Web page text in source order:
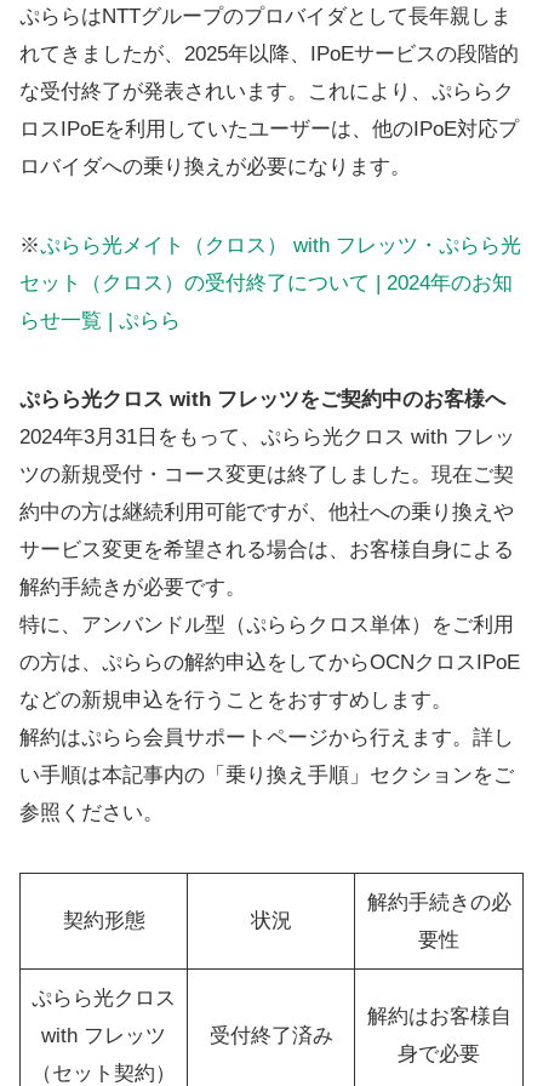
ぷららはNTTグループのプロバイダとして長年親しま
れてきましたが、2025年以降、IPoEサービスの段階的
な受付終了が発表されいます。これにより、ぷららク
ロスIPoEを利用していたユーザーは、他のIPoE対応プ
ロバイダへの乗り換えが必要になります。
※ぷらら光メイト（クロス） with フレッツ・ぷらら光
セット（クロス）の受付終了について | 2024年のお知
らせ一覧 | ぷらら
ぷらら光クロス with フレッツをご契約中のお客様へ
2024年3月31日をもって、ぷらら光クロス with フレッ
ツの新規受付・コース変更は終了しました。現在ご契
約中の方は継続利用可能ですが、他社への乗り換えや
サービス変更を希望される場合は、お客様自身による
解約手続きが必要です。
特に、アンバンドル型（ぷららクロス単体）をご利用
の方は、ぷららの解約申込をしてからOCNクロスIPoE
などの新規申込を行うことをおすすめします。
解約はぷらら会員サポートページから行えます。詳し
い手順は本記事内の「乗り換え手順」セクションをご
参照ください。
契約形態 状況
解約手続きの必
要性
ぷらら光クロス
with フレッツ
（セット契約）
受付終了済み
解約はお客様自
身で必要